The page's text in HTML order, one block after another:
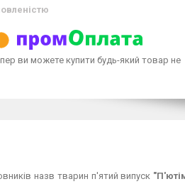
ви можете купити будь-який товар не
назв тварин п'ятий випуск